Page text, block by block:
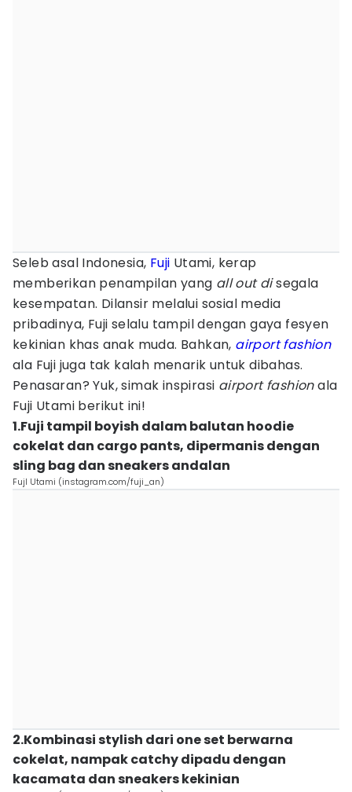
Seleb asal Indonesia, Fuji Utami, kerap
memberikan penampilan yang all out disegala
kesempatan. Dilansir melalui sosial media
pribadinya, Fuji selalu tampil dengan gaya fesyen
kekinian khas anak muda. Bahkan, airport fashion
ala Fuji juga tak kalah menarik untuk dibahas.
Penasaran? Yuk, simak inspirasi airport fashionala
Fuji Utami berikut ini!
1.Fuji tampil boyish dalam balutan hoodie
cokelat dan cargo pants, dipermanis dengan
sling bag dan sneakers andalan
FujI Utami (instagram.com/fuji_an)
2.Kombinasi stylish dari one set berwarna
cokelat, nampak catchy dipadu dengan
kacamata dan sneakers kekinian